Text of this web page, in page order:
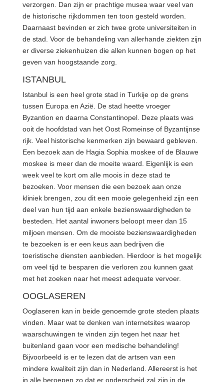
verzorgen. Dan zijn er prachtige musea waar veel van
de historische rijkdommen ten toon gesteld worden.
Daarnaast bevinden er zich twee grote universiteiten in
de stad. Voor de behandeling van allerhande ziekten zijn
er diverse ziekenhuizen die allen kunnen bogen op het
geven van hoogstaande zorg.
ISTANBUL
Istanbul is een heel grote stad in Turkije op de grens
tussen Europa en Azië. De stad heette vroeger
Byzantion en daarna Constantinopel. Deze plaats was
ooit de hoofdstad van het Oost Romeinse of Byzantijnse
rijk. Veel historische kenmerken zijn bewaard gebleven.
Een bezoek aan de Hagia Sophia moskee of de Blauwe
moskee is meer dan de moeite waard. Eigenlijk is een
week veel te kort om alle moois in deze stad te
bezoeken. Voor mensen die een bezoek aan onze
kliniek brengen, zou dit een mooie gelegenheid zijn een
deel van hun tijd aan enkele bezienswaardigheden te
besteden. Het aantal inwoners beloopt meer dan 15
miljoen mensen. Om de mooiste bezienswaardigheden
te bezoeken is er een keus aan bedrijven die
toeristische diensten aanbieden. Hierdoor is het mogelijk
om veel tijd te besparen die verloren zou kunnen gaat
met het zoeken naar het meest adequate vervoer.
OOGLASEREN
Ooglaseren kan in beide genoemde grote steden plaats
vinden. Maar wat te denken van internetsites waarop
waarschuwingen te vinden zijn tegen het naar het
buitenland gaan voor een medische behandeling!
Bijvoorbeeld is er te lezen dat de artsen van een
mindere kwaliteit zijn dan in Nederland. Allereerst is het
in alle beroepen zo dat er onderscheid zal zijn in de